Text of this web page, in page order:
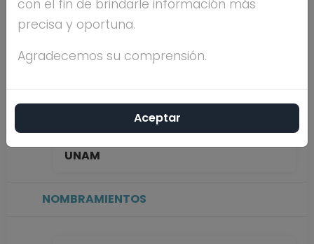
VALENCIA
estudios
Antigüedad
UNAM
NOMBRAMIENTOS
con el fin de brindarle información más
precisa y oportuna.
Agradecemos su comprensión.
Aceptar